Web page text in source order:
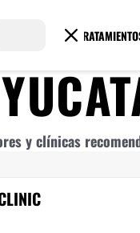
y clínicas